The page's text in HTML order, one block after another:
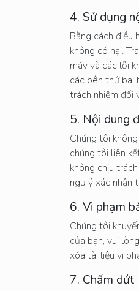
4. Sử dụng
Bằng cách điều
không có hại.
máy và các lỗi
các bên thứ ba;
trách nhiệm đối
5. Nội dung
Chúng tôi
chúng tôi liên
không chịu
ngụ ý xác nhận
6. Vi phạm
Chúng tôi
của bạn, vui
xóa tài liệu vi
7. Chấm dứt